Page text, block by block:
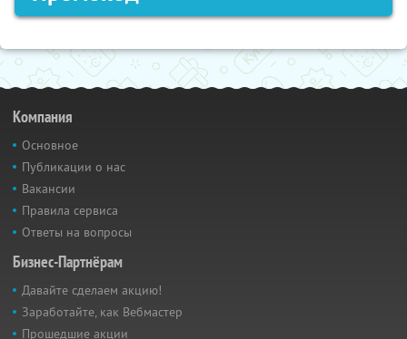
Компания
Основное
Публикации о нас
Вакансии
Правила сервиса
Ответы на вопросы
Бизнес-Партнёрам
Давайте сделаем акцию!
Заработайте, как Вебмастер
Прошедшие акции